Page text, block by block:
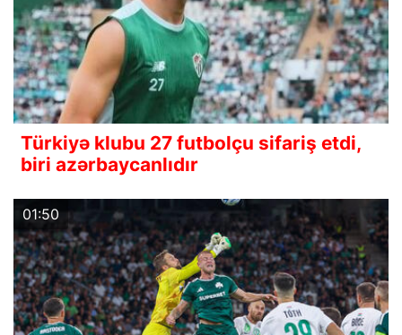
Türkiyə klubu 27 futbolçu sifariş etdi,
biri azərbaycanlıdır
01:50